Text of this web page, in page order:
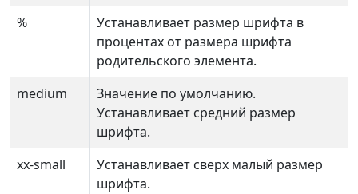
%
Устанавливает размер шрифта в
процентах от размера шрифта
родительского элемента.
medium
Значение по умолчанию.
Устанавливает средний размер
шрифта.
xx-small
Устанавливает сверх малый размер
шрифта.